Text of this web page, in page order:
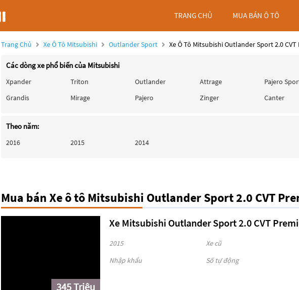
TRANG CHỦ MUA BÁN Ô TÔ
Trang Chủ Xe Ô Tô Mitsubishi Outlander Sport Xe Ô Tô Mitsubishi Outlander Sport 2.0
Các dòng xe phổ biến của Mitsubishi
Xpander Triton Outlander Attrage Pajero
Grandis
Mirage Pajero Zinger Canter
Theo năm:
2016 2015 2014
Mua bán Xe ô tô Mitsubishi Outlander Sport 2.0 CVT
345 Triệu
Xe Mitsubishi Outlander Sport 2.0 CVT
2015 Xe cũ
Nhập khẩu
Số tự động